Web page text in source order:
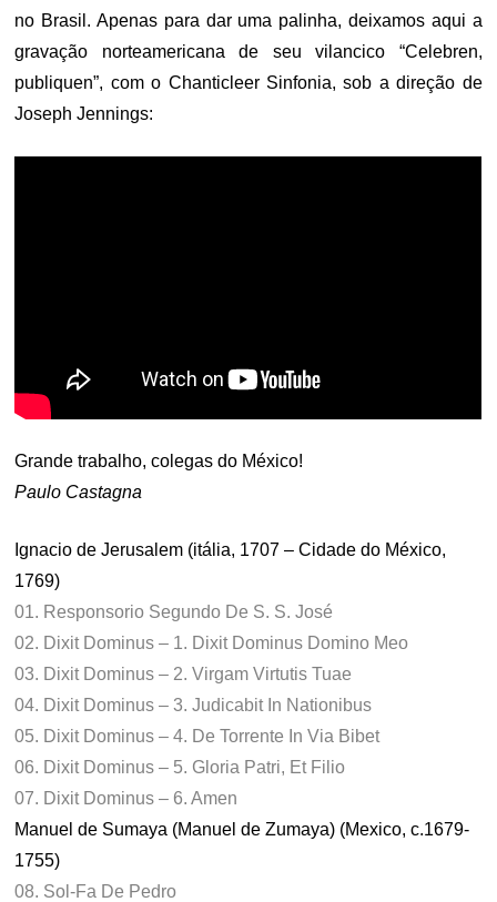
no Brasil. Apenas para dar uma palinha, deixamos aqui a
gravação norteamericana de seu vilancico “Celebren,
publiquen”, com o Chanticleer Sinfonia, sob a direção de
Joseph Jennings:
Grande trabalho, colegas do México!
Paulo Castagna
Ignacio de Jerusalem (itália, 1707 – Cidade do México,
1769)
01. Responsorio Segundo De S. S. José
02. Dixit Dominus – 1. Dixit Dominus Domino Meo
03. Dixit Dominus – 2. Virgam Virtutis Tuae
04. Dixit Dominus – 3. Judicabit In Nationibus
05. Dixit Dominus – 4. De Torrente In Via Bibet
06. Dixit Dominus – 5. Gloria Patri, Et Filio
07. Dixit Dominus – 6. Amen
Manuel de Sumaya (Manuel de Zumaya) (Mexico, c.1679-
1755)
08. Sol-Fa De Pedro